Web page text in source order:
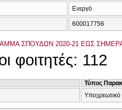
Ενεργό
600017756
ΣΠΟΥΔΩΝ 2020-21 ΕΩΣ
φοιτητές: 112
Τύπος